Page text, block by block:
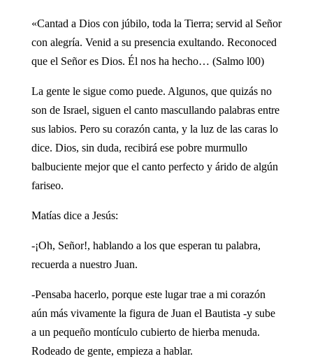
«Cantad a Dios con júbilo, toda la Tierra; servid al Señor
con alegría. Venid a su presencia exultando. Reconoced
que el Señor es Dios. Él nos ha hecho… (Salmo l00)
La gente le sigue como puede. Algunos, que quizás no
son de Israel, siguen el canto mascullando palabras entre
sus labios. Pero su corazón canta, y la luz de las caras lo
dice. Dios, sin duda, recibirá ese pobre murmullo
balbuciente mejor que el canto perfecto y árido de algún
fariseo.
Matías dice a Jesús:
-¡Oh, Señor!, hablando a los que esperan tu palabra,
recuerda a nuestro Juan.
-Pensaba hacerlo, porque este lugar trae a mi corazón
aún más vivamente la figura de Juan el Bautista -y sube
a un pequeño montículo cubierto de hierba menuda.
Rodeado de gente, empieza a hablar.